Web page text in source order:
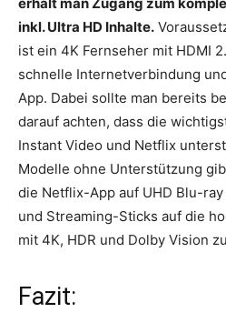
inkl. Ultra HD Inhalte.
ist ein 4K Fernseher mit HDMI
schnelle Internetverbindung
App. Dabei sollte man bereits
darauf achten, dass die
Instant Video und Netflix
Modelle ohne Unterstützung
die Netflix-App auf UHD Blu-
und Streaming-Sticks auf die
mit 4K, HDR und Dolby Vision
Fazit: